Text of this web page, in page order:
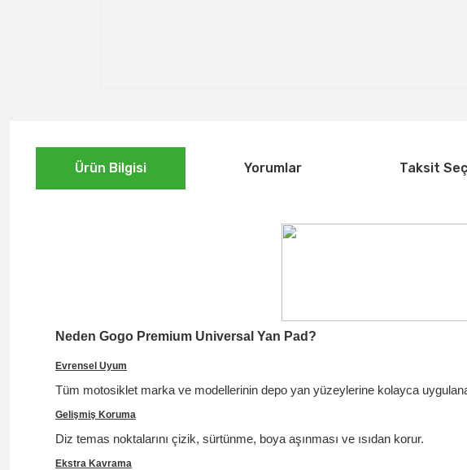
Ürün Bilgisi Yorumlar Taksit
Neden Gogo Premium Universal Yan Pad?
Evrensel Uyum
Tüm motosiklet marka ve modellerinin depo yan yüzeylerine kolayca
Gelişmiş Koruma
Diz temas noktalarını çizik, sürtünme, boya aşınması ve ısıdan korur.
Ekstra Kavrama